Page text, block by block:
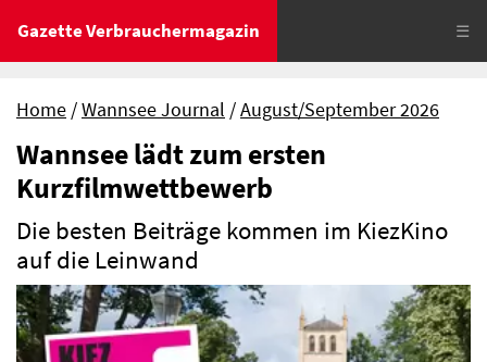
Gazette Verbrauchermagazin ☰
Home Wannsee Journal August/September 2026
Wannsee lädt zum ersten
Kurzfilmwettbewerb
Die besten Beiträge kommen im KiezKino
auf die Leinwand